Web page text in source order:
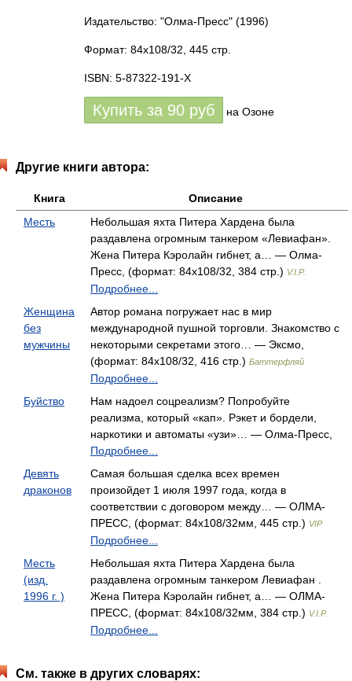
Издательство: "Олма-Пресс" (1996)
Формат: 84x108/32, 445 стр.
ISBN: 5-87322-191-Х
Купить за 90 руб на Озоне
Другие книги автора:
Книга
Описание
Месть
Небольшая яхта Питера Хардена была
раздавлена огромным танкером «Левиафан».
Жена Питера Кэролайн гибнет, а… — Олма-
Пресс, (формат: 84x108/32, 384 стр.) V.I.P.
Подробнее...
Женщина
без
мужчины
Автор романа погружает нас в мир
международной пушной торговли. Знакомство с
некоторыми секретами этого… — Эксмо,
(формат: 84x108/32, 416 стр.) Баттерфляй
Подробнее...
Буйство
Нам надоел соцреализм? Попробуйте
реализма, который «кап». Рэкет и бордели,
наркотики и автоматы «узи»… — Олма-Пресс,
Подробнее...
Девять
драконов
Самая большая сделка всех времен
произойдет 1 июля 1997 года, когда в
соответствии с договором между… — ОЛМА-
ПРЕСС, (формат: 84x108/32мм, 445 стр.) VIP
Подробнее...
Месть
(изд.
1996 г. )
Небольшая яхта Питера Хардена была
раздавлена огромным танкером Левиафан .
Жена Питера Кэролайн гибнет, а… — ОЛМА-
ПРЕСС, (формат: 84x108/32мм, 384 стр.) V.I.P.
Подробнее...
См. также в других словарях: